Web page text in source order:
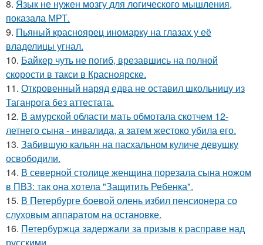
8. Язык не нужен мозгу для логического мышления,
показала МРТ.
9. Пьяный красноярец иномарку на глазах у её
владелицы угнал.
10. Байкер чуть не погиб, врезавшись на полной
скорости в такси в Красноярске.
11. Откровенный наряд едва не оставил школьницу из
Таганрога без аттестата.
12. В амурской области мать обмотала скотчем 12-
летнего сына - инвалида, а затем жестоко убила его.
13. Забившую кальян на пасхальном куличе девушку
освободили.
14. В северной столице женщина порезала сына ножом
в ПВЗ: так она хотела "Защитить Ребенка".
15. В Петербурге боевой олень избил пенсионера со
слуховым аппаратом на остановке.
16. Петербуржца задержали за призыв к расправе над